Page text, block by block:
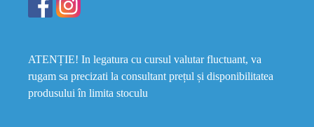
ATENȚIE! In legatura cu cursul valutar fluctuant, va
rugam sa precizati la consultant prețul și disponibilitatea
produsului în limita stoculu